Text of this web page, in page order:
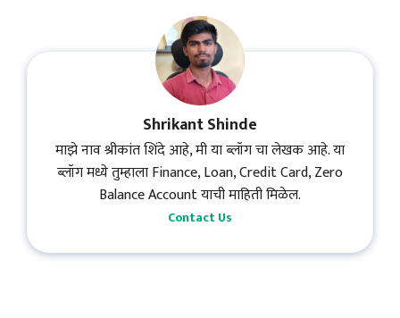
Shrikant Shinde
माझे नाव श्रीकांत शिंदे आहे, मी या ब्लॉग चा लेखक आहे. या
ब्लॉग मध्ये तुम्हाला Finance, Loan, Credit Card, Zero
Balance Account याची माहिती मिळेल.
Contact Us